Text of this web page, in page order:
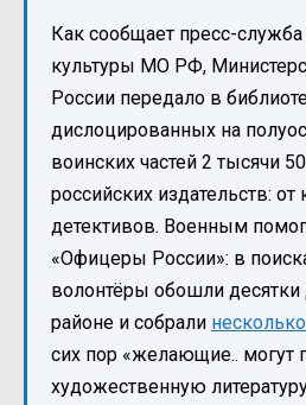
Как сообщает пресс-
культуры МО РФ,
России передало в
дислоцированных на
воинских частей 2 тысячи
российских издательств: от
детективов. Военным
«Офицеры России»: в
волонтёры обошли
районе и собрали
сих пор «желающие.. могут
художественную